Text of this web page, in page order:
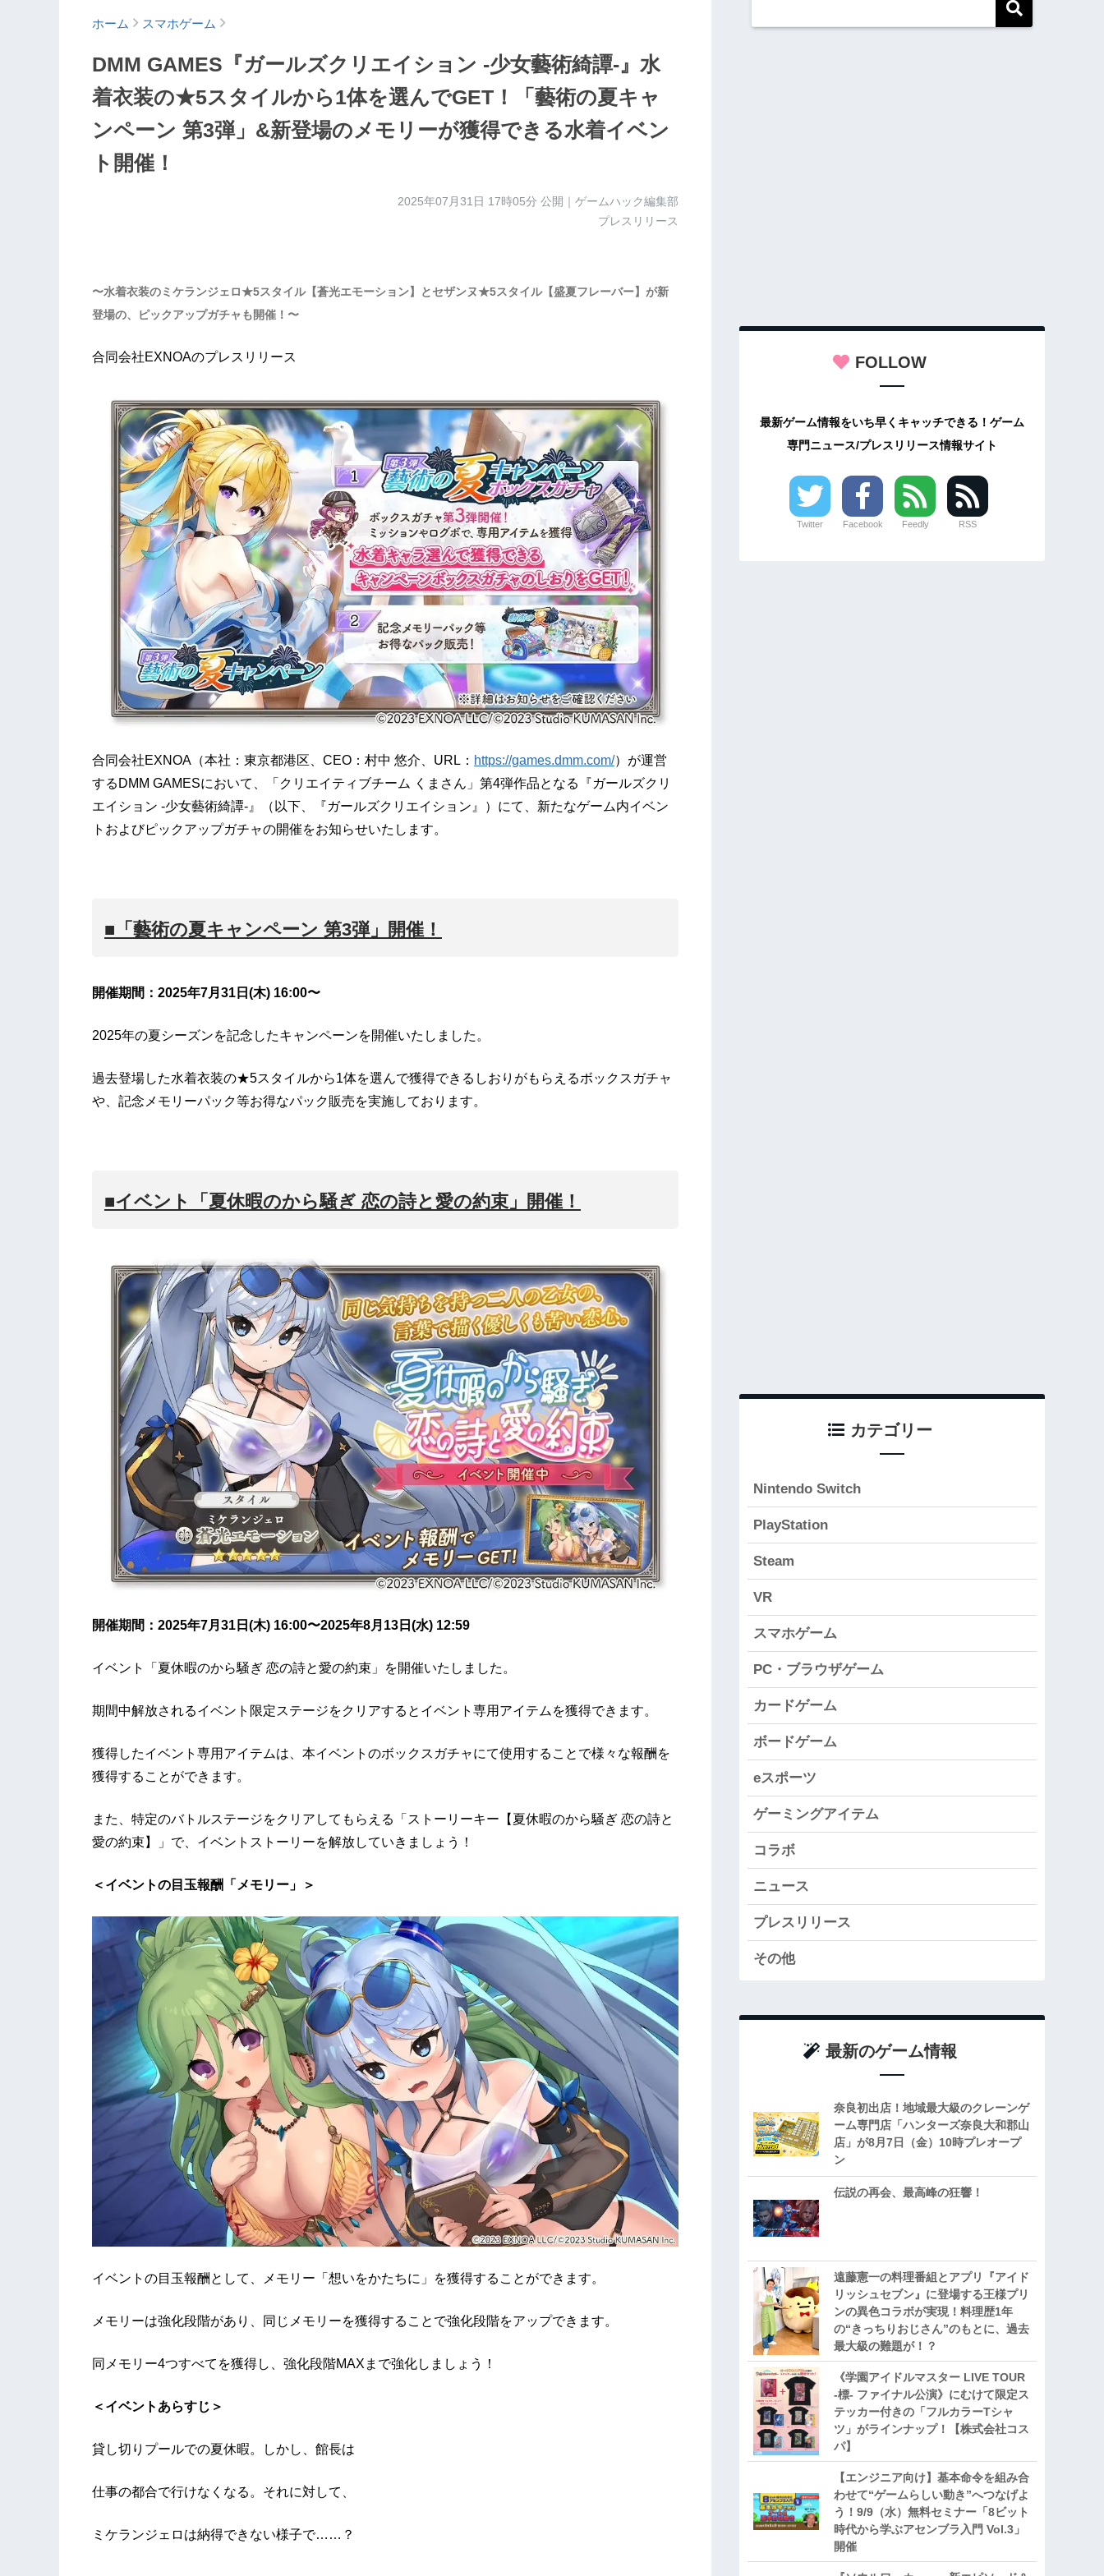
ホーム スマホゲーム
DMM GAMES『ガールズクリエイション -少女藝術綺譚-』水
着衣装の★5スタイルから1体を選んでGET！「藝術の夏キャ
ンペーン 第3弾」&新登場のメモリーが獲得できる水着イベン
ト開催！
2025年07月31日 17時05分 公開｜ゲームハック編集部
プレスリリース
〜水着衣装のミケランジェロ★5スタイル【蒼光エモーション】とセザンヌ★5スタイル【盛夏フレーバー】が新
登場の、ピックアップガチャも開催！〜
合同会社EXNOAのプレスリリース
合同会社EXNOA（本社：東京都港区、CEO：村中 悠介、URL： https://games.dmm.com/）が運営
するDMM GAMESにおいて、「クリエイティブチーム くまさん」第4弾作品となる『ガールズクリ
エイション -少女藝術綺譚-』（以下、『ガールズクリエイション』）にて、新たなゲーム内イベン
トおよびピックアップガチャの開催をお知らせいたします。
■「藝術の夏キャンペーン 第3弾」開催！
開催期間：2025年7月31日(木) 16:00〜
2025年の夏シーズンを記念したキャンペーンを開催いたしました。
過去登場した水着衣装の★5スタイルから1体を選んで獲得できるしおりがもらえるボックスガチャ
や、記念メモリーパック等お得なパック販売を実施しております。
■イベント「夏休暇のから騒ぎ 恋の詩と愛の約束」開催！
開催期間：2025年7月31日(木) 16:00〜2025年8月13日(水) 12:59
イベント「夏休暇のから騒ぎ 恋の詩と愛の約束」を開催いたしました。
期間中解放されるイベント限定ステージをクリアするとイベント専用アイテムを獲得できます。
獲得したイベント専用アイテムは、本イベントのボックスガチャにて使用することで様々な報酬を
獲得することができます。
また、特定のバトルステージをクリアしてもらえる「ストーリーキー【夏休暇のから騒ぎ 恋の詩と
愛の約束】」で、イベントストーリーを解放していきましょう！
＜イベントの目玉報酬「メモリー」＞
イベントの目玉報酬として、メモリー「想いをかたちに」を獲得することができます。
メモリーは強化段階があり、同じメモリーを獲得することで強化段階をアップできます。
同メモリー4つすべてを獲得し、強化段階MAXまで強化しましょう！
＜イベントあらすじ＞
貸し切りプールでの夏休暇。しかし、館長は
仕事の都合で行けなくなる。それに対して、
ミケランジェロは納得できない様子で……？
FOLLOW
最新ゲーム情報をいち早くキャッチできる！ゲーム
専門ニュース/プレスリリース情報サイト
Twitter Facebook Feedly RSS
カテゴリー
Nintendo Switch
PlayStation
Steam
VR
スマホゲーム
PC・ブラウザゲーム
カードゲーム
ボードゲーム
eスポーツ
ゲーミングアイテム
コラボ
ニュース
プレスリリース
その他
最新のゲーム情報
奈良初出店！地域最大級のクレーンゲ
ーム専門店「ハンターズ奈良大和郡山
店」が8月7日（金）10時プレオープ
ン
伝説の再会、最高峰の狂響！
遠藤憲一の料理番組とアプリ『アイド
リッシュセブン』に登場する王様プリ
ンの異色コラボが実現！料理歴1年
の“きっちりおじさん”のもとに、過去
最大級の難題が！？
《学園アイドルマスター LIVE TOUR
-標- ファイナル公演》にむけて限定ス
テッカー付きの「フルカラーTシャ
ツ」がラインナップ！【株式会社コス
パ】
【エンジニア向け】基本命令を組み合
わせて“ゲームらしい動き”へつなげよ
う！9/9（水）無料セミナー「8ビット
時代から学ぶアセンブラ入門 Vol.3」
開催